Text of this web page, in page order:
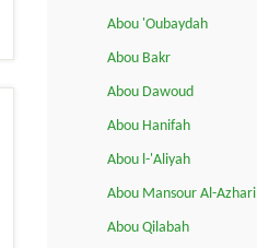
Abou 'Oubaydah
Abou Bakr
Abou Dawoud
Abou Hanifah
Abou l-'Aliyah
Abou Mansour Al-Azhari
Abou Qilabah